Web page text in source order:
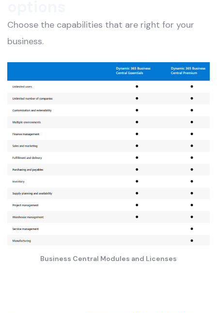
Choose the capabilities that are right for your
business.
Business Central Modules and Licenses